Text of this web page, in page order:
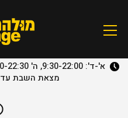
מצאת השבת עד 23:00. למעט יוחננוף